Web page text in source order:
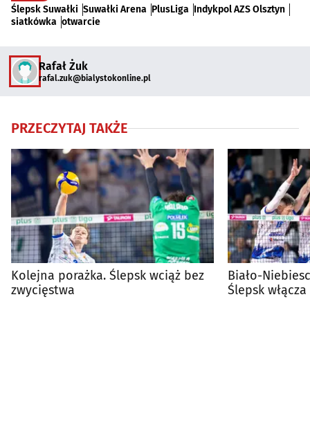
Ślepsk Suwałki Suwałki Arena PlusLiga Indykpol AZS Olsztyn
siatkówka otwarcie
Rafał Żuk
rafal.zuk@bialystokonline.pl
PRZECZYTAJ TAKŻE
Kolejna porażka. Ślepsk wciąż bez
zwycięstwa
Biało-
Ślepsk